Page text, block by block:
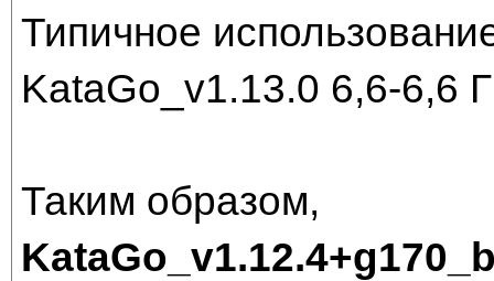
Типичное
KataGo_v1.13.0 6,6-6,6
Таким образом,